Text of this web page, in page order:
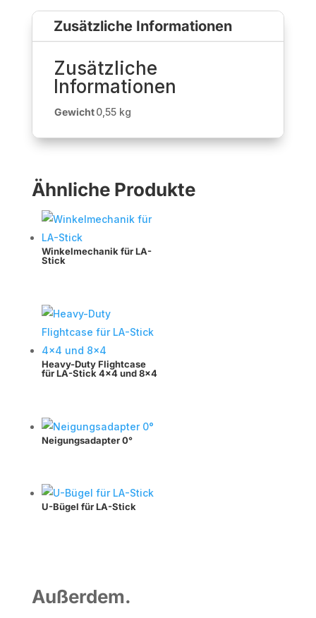
Zusätzliche Informationen
Zusätzliche
Informationen
Gewicht0,55 kg
Ähnliche Produkte
Winkelmechanik für LA-
Stick
Heavy-Duty Flightcase
für LA-Stick 4×4 und 8×4
Neigungsadapter 0°
U-Bügel für LA-Stick
Außerdem.